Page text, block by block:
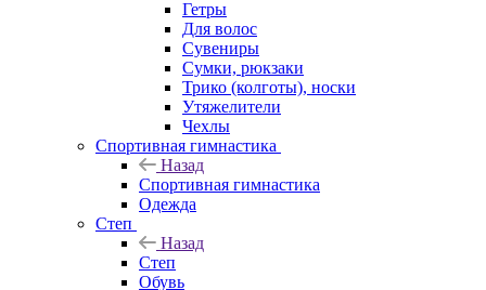
Гетры
Для волос
Сувениры
Сумки, рюкзаки
Трико (колготы), носки
Утяжелители
Чехлы
Спортивная гимнастика
Назад
Спортивная гимнастика
Одежда
Степ
Назад
Степ
Обувь